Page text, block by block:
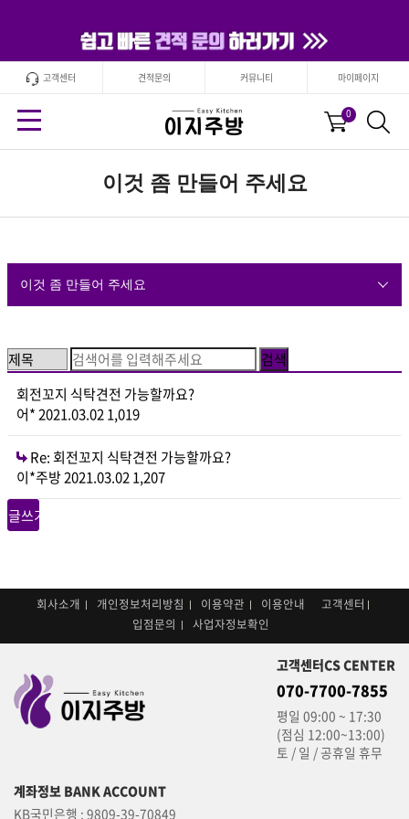
안보기
닫기
고객센터 견적문의 커뮤니티 마이페이지
0
이것 좀 만들어 주세요
이것 좀 만들어 주세요
회전꼬지 식탁견전 가능할까요?
어*2021.03.021,019
Re: 회전꼬지 식탁견전 가능할까요?
이*주방2021.03.021,207
글쓰기
회사소개 개인정보처리방침 이용약관 이용안내
고객센터
입점문의
사업자정보확인
고객센터CS CENTER
070-7700-7855
평일 09:00 ~ 17:30
(점심 12:00~13:00)
토 / 일 / 공휴일 휴무
계좌정보 BANK ACCOUNT
KB국민은행 : 9809-39-70849